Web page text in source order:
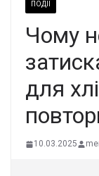
ПОДІЇ
Чому
для
10.03.2025